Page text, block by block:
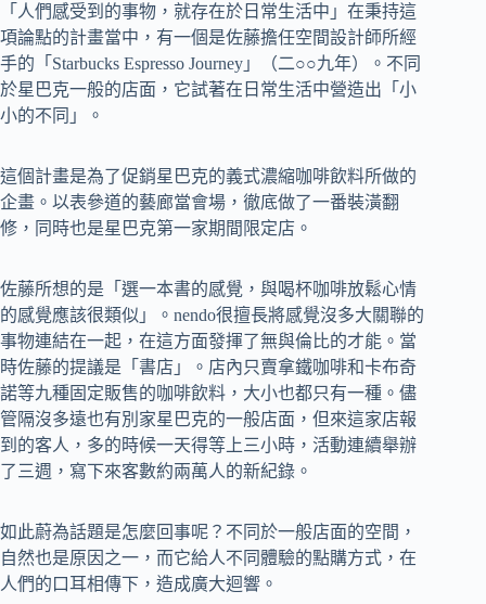
「人們感受到的事物，就存在於日常生活中」在秉持這
項論點的計畫當中，有一個是佐藤擔任空間設計師所經
手的「Starbucks Espresso Journey」（二○○九年）。不同
於星巴克一般的店面，它試著在日常生活中營造出「小
小的不同」。
這個計畫是為了促銷星巴克的義式濃縮咖啡飲料所做的
企畫。以表參道的藝廊當會場，徹底做了一番裝潢翻
修，同時也是星巴克第一家期間限定店。
佐藤所想的是「選一本書的感覺，與喝杯咖啡放鬆心情
的感覺應該很類似」。nendo很擅長將感覺沒多大關聯的
事物連結在一起，在這方面發揮了無與倫比的才能。當
時佐藤的提議是「書店」。店內只賣拿鐵咖啡和卡布奇
諾等九種固定販售的咖啡飲料，大小也都只有一種。儘
管隔沒多遠也有別家星巴克的一般店面，但來這家店報
到的客人，多的時候一天得等上三小時，活動連續舉辦
了三週，寫下來客數約兩萬人的新紀錄。
如此蔚為話題是怎麼回事呢？不同於一般店面的空間，
自然也是原因之一，而它給人不同體驗的點購方式，在
人們的口耳相傳下，造成廣大迴響。